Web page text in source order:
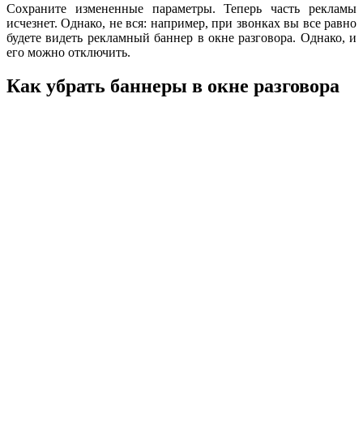
Сохраните измененные параметры. Теперь часть рекламы
исчезнет. Однако, не вся: например, при звонках вы все равно
будете видеть рекламный баннер в окне разговора. Однако, и
его можно отключить.
Как убрать баннеры в окне разговора